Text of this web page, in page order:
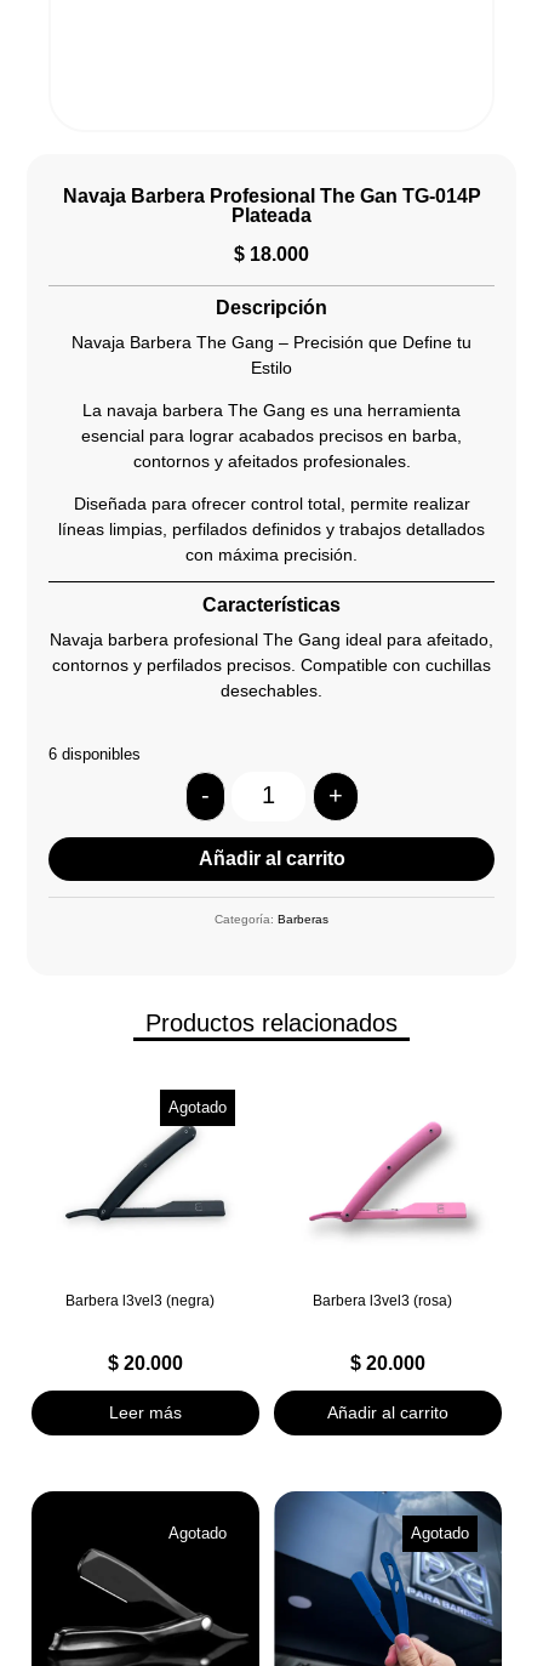
Navaja Barbera Profesional The Gan TG-014P
Plateada
$ 18.000
Descripción
Navaja Barbera The Gang – Precisión que Define tu
Estilo
La navaja barbera The Gang es una herramienta
esencial para lograr acabados precisos en barba,
contornos y afeitados profesionales.
Diseñada para ofrecer control total, permite realizar
líneas limpias, perfilados definidos y trabajos detallados
con máxima precisión.
Características
Navaja barbera profesional The Gang ideal para afeitado,
contornos y perfilados precisos. Compatible con cuchillas
desechables.
6 disponibles
Quantity
- +
Añadir al carrito
Categoría: Barberas
Productos relacionados
Agotado
Barbera l3vel3 (negra)
$20.000
Leer más
Barbera l3vel3 (rosa)
$20.000
Añadir al carrito
Agotado Agotado